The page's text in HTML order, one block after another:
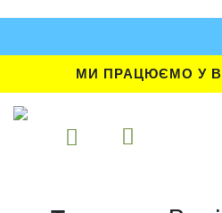
МИ ПРАЦЮЄМО У